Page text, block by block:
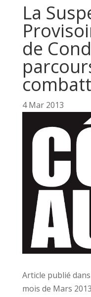
La
de
4 Mar 2013
Article publié
mois de Mars